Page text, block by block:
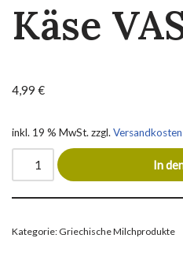
Käse
4,99 €
inkl. 19 % MwSt. zzgl. Versandkosten
In
Kategorie: Griechische Milchprodukte